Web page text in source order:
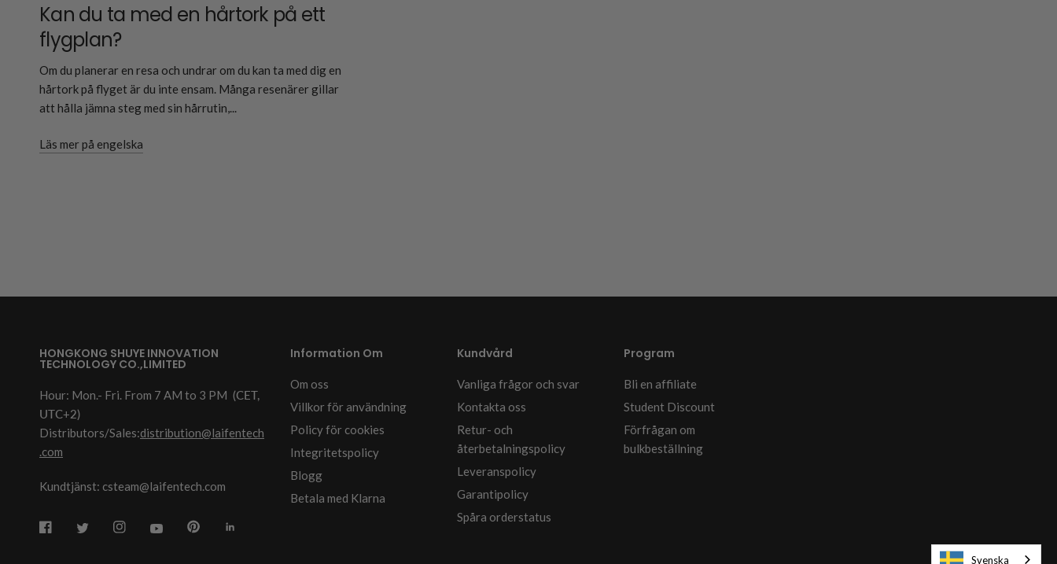
Kan du ta med en hårtork på ett
flygplan?
Om du planerar en resa och undrar om du kan ta med dig en
hårtork på flyget är du inte ensam. Många resenärer gillar
att hålla jämna steg med sin hårrutin,...
Läs mer på engelska
HONGKONG SHUYE INNOVATION
TECHNOLOGY CO.,LIMITED
Hour: Mon.- Fri. From 7 AM to 3 PM (CET,
UTC+2)
Distributors/Sales:distribution@laifentech
.com
Kundtjänst: csteam@laifentech.com
Information Om
Om oss
Villkor för användning
Policy för cookies
Integritetspolicy
Blogg
Betala med Klarna
Kundvård
Vanliga frågor och svar
Kontakta oss
Retur- och
återbetalningspolicy
Leveranspolicy
Garantipolicy
Spåra orderstatus
Program
Bli en affiliate
Student Discount
Förfrågan om
bulkbeställning
Svenska